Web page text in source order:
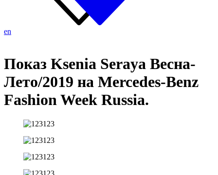
en
Показ Ksenia Seraya Весна-
Лето/2019 на Mercedes-Benz
Fashion Week Russia.